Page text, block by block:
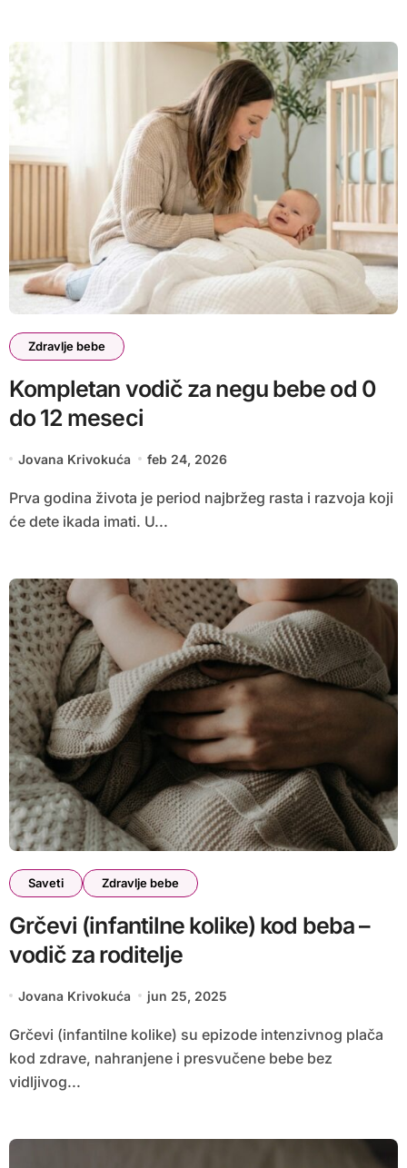
Zdravlje bebe
Kompletan vodič za negu bebe od 0
do 12 meseci
Jovana Krivokuća feb 24, 2026
Prva godina života je period najbržeg rasta i razvoja koji
će dete ikada imati. U...
Saveti Zdravlje bebe
Grčevi (infantilne kolike) kod beba –
vodič za roditelje
Jovana Krivokuća jun 25, 2025
Grčevi (infantilne kolike) su epizode intenzivnog plača
kod zdrave, nahranjene i presvučene bebe bez
vidljivog...